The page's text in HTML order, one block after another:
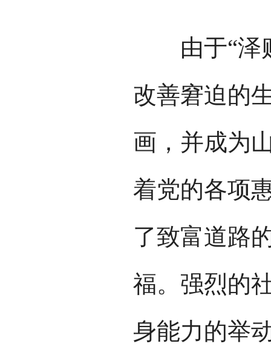
由于“泽贴
改善窘迫的
画，并成为
着党的各项
了致富道路
福。强烈的
身能力的举